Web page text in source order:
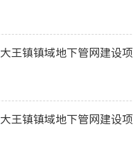
大王镇镇域地下管网建设
大王镇镇域地下管网建设